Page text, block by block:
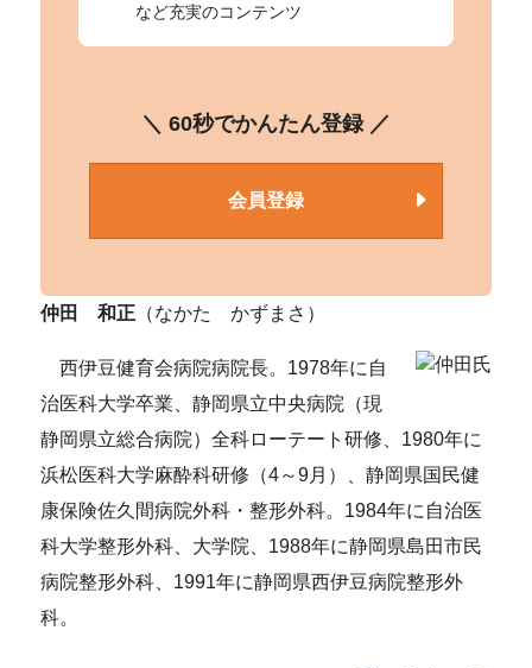
など充実のコンテンツ
＼ 60秒でかんたん登録 ／
会員登録
仲田 和正 （なかた かずまさ）
西伊豆健育会病院病院長。1978年に自
治医科大学卒業、静岡県立中央病院（現
静岡県立総合病院）全科ローテート研修、1980年に
浜松医科大学麻酔科研修（4～9月）、静岡県国民健
康保険佐久間病院外科・整形外科。1984年に自治医
科大学整形外科、大学院、1988年に静岡県島田市民
病院整形外科、1991年に静岡県西伊豆病院整形外
科。